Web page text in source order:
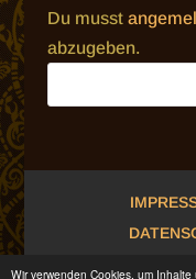
Wir verwenden Cookies, um
Du musst
abzugeben.